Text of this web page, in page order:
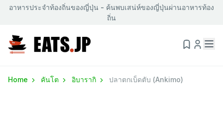
อาหารประจำท้องถิ่นของญี่ปุ่น - ค้นพบเสน่ห์ของญี่ปุ่นผ่านอาหารท้อง
ถิ่น
Home คันโต อิบารากิ ปลาตกเบ็ดตับ (Ankimo)